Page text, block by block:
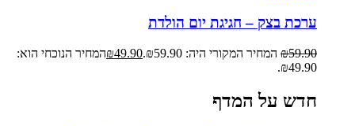
ערכת בצק – חגיגת יום הולדת
₪59.90 המחיר המקורי היה: ₪59.90. ₪49.90
המחיר הנוכחי הוא:
₪49.90.
חדש על המדף